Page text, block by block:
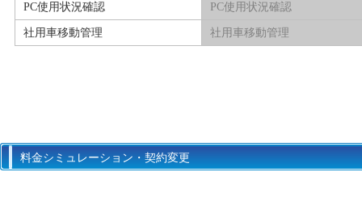
PC使用状況確認 PC使用状況確認
社用車移動管理 社用車移動管理
料金シミュレーション・ 契約変更